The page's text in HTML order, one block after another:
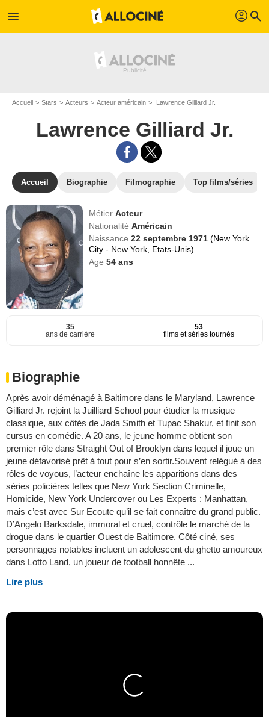
menu profil search
Accueil Stars Acteurs Acteur américain Lawrence Gilliard Jr.
Lawrence Gilliard Jr.
Accueil Biographie Filmographie Top films/séries
MétierActeur
NationalitéAméricain
Naissance22 septembre 1971(New York
City - New York, Etats-Unis)
Age54 ans
35
ans de carrière
53
films et séries tournés
Biographie
Après avoir déménagé à Baltimore dans le Maryland, Lawrence
Gilliard Jr. rejoint la Juilliard School pour étudier la musique
classique, aux côtés de Jada Smith et Tupac Shakur, et finit son
cursus en comédie. A 20 ans, le jeune homme obtient son
premier rôle dans Straight Out of Brooklyn dans lequel il joue un
jeune défavorisé prêt à tout pour s’en sortir.Souvent relégué à des
rôles de voyous, l’acteur enchaîne les apparitions dans des
séries policières telles que New York Section Criminelle,
Homicide, New York Undercover ou Les Experts : Manhattan,
mais c’est avec Sur Ecoute qu’il se fait connaître du grand public.
D’Angelo Barksdale, immoral et cruel, contrôle le marché de la
drogue dans le quartier Ouest de Baltimore. Côté ciné, ses
personnages notables incluent un adolescent du ghetto amoureux
dans Lotto Land, un joueur de football honnête ...
Lire plus